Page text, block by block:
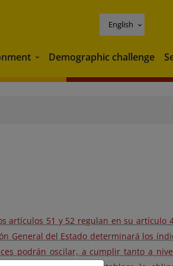
English
Environment
Demographic challenge
artículos 51 y 52 regulan en su artículo
General del Estado determinará los
podrán oscilar, a cumplir tanto a